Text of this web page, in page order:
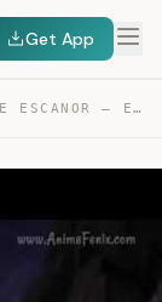
Get App
MUERTE DE ESCANOR – ESPAÑOL LATINO — TRANSCRIPT